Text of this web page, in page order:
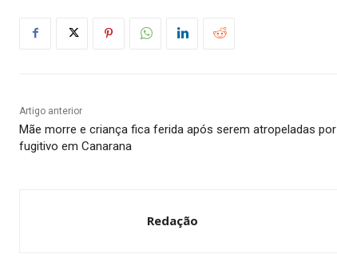
Artigo anterior
Mãe morre e criança fica ferida após serem atropeladas por
fugitivo em Canarana
Redação